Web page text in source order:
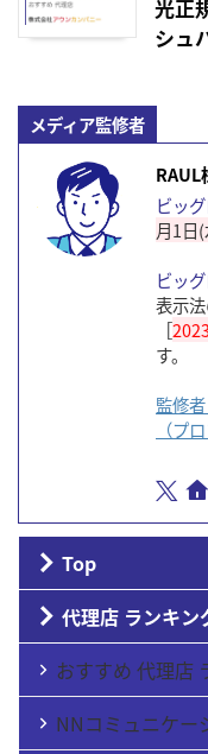
光正
シュ
メディア監修者
RAUL
ビッ
月1日
ビッ
表示
［2023
す。
監修
（プ
Top
代理店 ランキン
おすすめ 代理店
NNコミュニケー